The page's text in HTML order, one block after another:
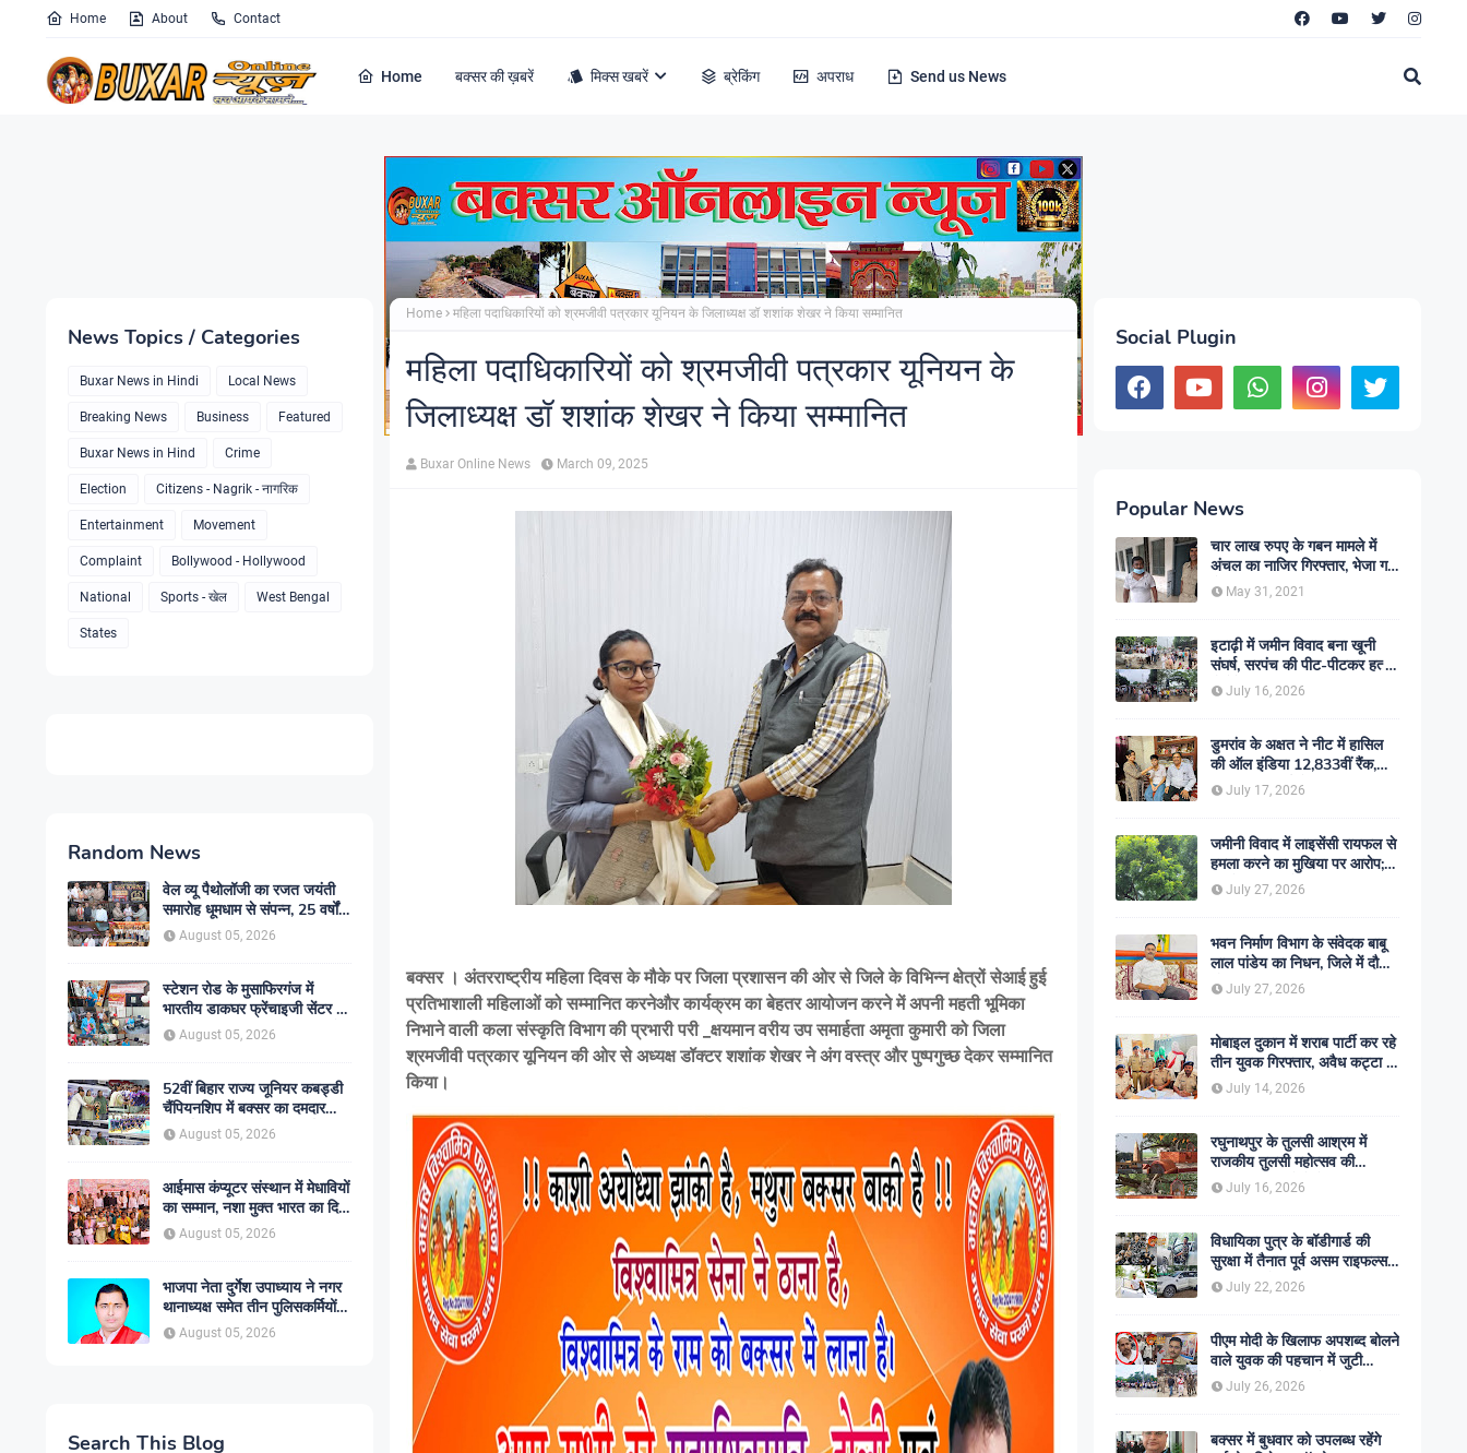
Home About Contact
Home बक्सर की ख़बरें मिक्स खबरें ब्रेकिंग अपराध Send us News
News Topics / Categories
Buxar News in Hindi Local News
Breaking News Business Featured
Buxar News in Hind Crime
Election Citizens - Nagrik - नागरिक
Entertainment Movement
Complaint Bollywood - Hollywood
National Sports - खेल West Bengal
States
Random News
वेल व्यू पैथोलॉजी का रजत जयंती
समारोह धूमधाम से संपन्न, 25 वर्षों
की स्वास्थ्य सेवा यात्रा का हुआ
सम्मान
August 05, 2026
स्टेशन रोड के मुसाफिरगंज में
भारतीय डाकघर फ्रेंचाइजी सेंटर का
शुभारंभ, अब एक ही स्थान पर मिलेंगी
डाक विभाग की प्रमुख सेवाएं
August 05, 2026
52वीं बिहार राज्य जूनियर कबड्डी
चैंपियनशिप में बक्सर का दमदार
प्रदर्शन, लगातार दो जीत दर्ज
August 05, 2026
आईमास कंप्यूटर संस्थान में मेधावियों
का सम्मान, नशा मुक्त भारत का दिया
गया संदेश
August 05, 2026
भाजपा नेता दुर्गेश उपाध्याय ने नगर
थानाध्यक्ष समेत तीन पुलिसकर्मियों
पर ठोका मानहानि का मुकदमा
August 05, 2026
Search This Blog
Home महिला पदाधिकारियों को श्रमजीवी पत्रकार यूनियन के जिलाध्यक्ष डॉ शशांक शेखर ने किया सम्मानित
महिला पदाधिकारियों को श्रमजीवी पत्रकार यूनियन के
जिलाध्यक्ष डॉ शशांक शेखर ने किया सम्मानित
Buxar Online News March 09, 2025
बक्सर । अंतरराष्ट्रीय महिला दिवस के मौके पर जिला प्रशासन की ओर से जिले के विभिन्न क्षेत्रों सेआई हुई
प्रतिभाशाली महिलाओं को सम्मानित करनेऔर कार्यक्रम का बेहतर आयोजन करने में अपनी महती भूमिका
निभाने वाली कला संस्कृति विभाग की प्रभारी परी _क्षयमान वरीय उप समार्हता अमृता कुमारी को जिला
श्रमजीवी पत्रकार यूनियन की ओर से अध्यक्ष डॉक्टर शशांक शेखर ने अंग वस्त्र और पुष्पगुच्छ देकर सम्मानित
किया।
Social Plugin
Popular News
चार लाख रुपए के गबन मामले में
अंचल का नाजिर गिरफ्तार, भेजा गया
जेल- sent jail
May 31, 2021
इटाढ़ी में जमीन विवाद बना खूनी
संघर्ष, सरपंच की पीट-पीटकर हत्या;
दो बेटे घायल, सड़क जाम
July 16, 2026
डुमरांव के अक्षत ने नीट में हासिल
की ऑल इंडिया 12,833वीं रैंक,
ऑनलाइन पढ़ाई से रचा सफलता का
इतिहास
July 17, 2026
जमीनी विवाद में लाइसेंसी रायफल से
हमला करने का मुखिया पर आरोप;
मामले की जांच में जुटी पुलिस
July 27, 2026
भवन निर्माण विभाग के संवेदक बाबू
लाल पांडेय का निधन, जिले में दौड़ी
शोक की लहर
July 27, 2026
मोबाइल दुकान में शराब पार्टी कर रहे
तीन युवक गिरफ्तार, अवैध कट्टा व
कारतूस बरामद
July 14, 2026
रघुनाथपुर के तुलसी आश्रम में
राजकीय तुलसी महोत्सव की
अनुशंसा, बीडीओ ने भेजी
सकारात्मक रिपोर्ट
July 16, 2026
विधायिका पुत्र के बॉडीगार्ड की
सुरक्षा में तैनात पूर्व असम राइफल्स
जवान की गोली मारकर हत्या,
सहकर्मी अंगरक्षक गिरफ्तार
July 22, 2026
पीएम मोदी के खिलाफ अपशब्द बोलने
वाले युवक की पहचान में जुटी
पुलिस, बक्सर एसपी ने दिए सख्त
कार्रवाई के संकेत
July 26, 2026
बक्सर में बुधवार को उपलब्ध रहेंगे